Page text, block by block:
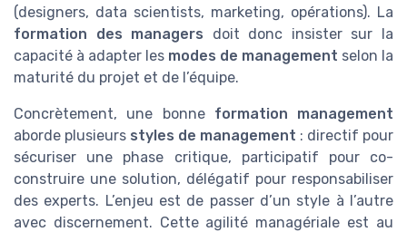
(designers, data scientists, marketing, opérations). La
formation des managers doit donc insister sur la
capacité à adapter les modes de management selon la
maturité du projet et de l’équipe.
Concrètement, une bonne formation management
aborde plusieurs styles de management : directif pour
sécuriser une phase critique, participatif pour co-
construire une solution, délégatif pour responsabiliser
des experts. L’enjeu est de passer d’un style à l’autre
avec discernement. Cette agilité managériale est au